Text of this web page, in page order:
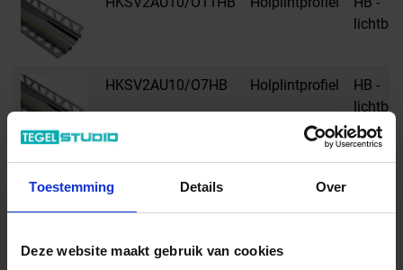
Toestemming Details Over
Deze website maakt gebruik van cookies
HKSV2AU10/O7HB Holplintprofiel
HB -
HKSV2AU10/O9HB Holplintprofiel
HB -
HKSV2AU12/O11HB Holplintprofiel